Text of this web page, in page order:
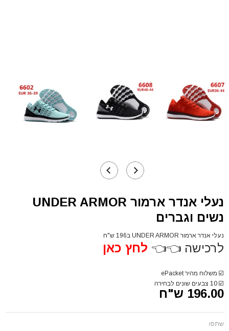
נעלי אנדר ארמור UNDER ARMOR
נשים וגברים
נעלי אנדר ארמור UNDER ARMOR ב196 ש"ח
לרכישה 👈👈 לחץ כאן
☑️ משלוח מהיר ePacket
☑️
196.00 ש"ח
שתפו